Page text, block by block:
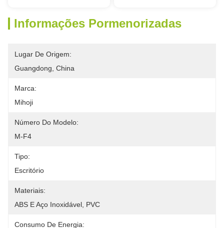
Informações Pormenorizadas
Lugar De Origem:
Guangdong, China
Marca:
Mihoji
Número Do Modelo:
M-F4
Tipo:
Escritório
Materiais:
ABS E Aço Inoxidável, PVC
Consumo De Energia: